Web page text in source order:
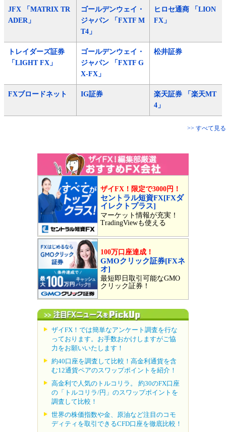
JFX 「MATRIX TR
ADER」
ゴールデンウェイ・
ジャパン 「FXTF M
T4」
ヒロセ通商 「LION
FX」
トレイダーズ証券
「LIGHT FX」
ゴールデンウェイ・
ジャパン 「FXTF G
X-FX」
松井証券
FXブロードネット IG証券
楽天証券 「楽天MT
4」
>> すべて見る
ザイFX！限定で3000円！
セントラル短資FX[FXダ
イレクトプラス]
マーケット情報が充実！
TradingViewも使える
100万口座達成！
GMOクリック証券[FXネ
オ]
最短即日取引可能なGMO
クリック証券！
ザイFX！では簡単なアンケート調査を行な
っております。お手数おかけしますがご協
力をお願いいたします！
約40口座を調査して比較！高金利通貨を含
む12通貨ペアのスワップポイントを紹介！
高金利で人気のトルコリラ。 約30のFX口座
の「トルコリラ/円」のスワップポイントを
調査して比較！
世界の株価指数や金、原油など注目のコモ
ディティを取引できるCFD口座を徹底比較！